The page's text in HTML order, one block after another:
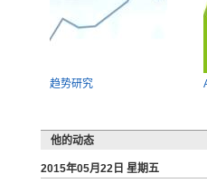
趋势研究
他的动态
2015年05月22日 星期五